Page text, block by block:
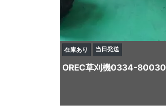
在庫あり 当日発送
OREC草刈機0334-80030